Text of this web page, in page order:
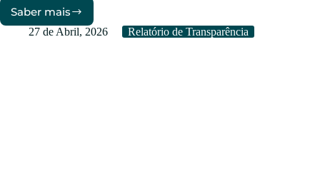
Saber mais
Relatório
de
27 de Abril, 2026 Relatório de Transparência